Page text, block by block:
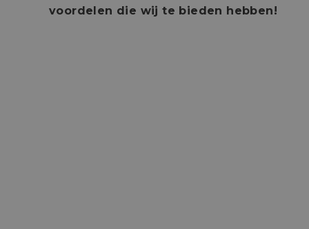
voordelen die wij te bieden hebben!